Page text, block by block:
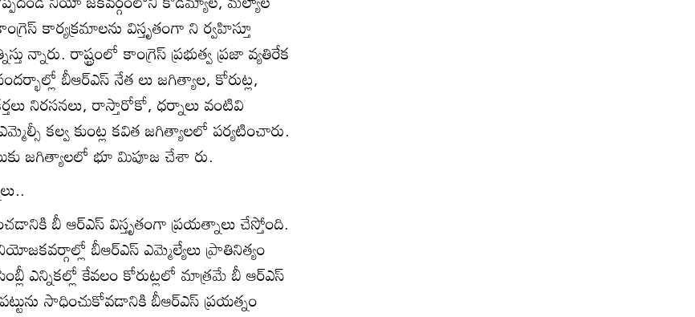
కార్యక్రమాలను విస్తృతంగా ని ర్వహిస్తూ
రాష్ట్రంలో కాంగ్రెస్‌ ప్రభుత్వ ప్రజా వ్యతిరేక
బీఆర్‌ఎస్‌ నేత లు జగిత్యాల, కోరుట్ల,
నిరసనలు, రాస్తారోకో, ధర్నాలు వంటివి
కల్వ కుంట్ల కవిత జగిత్యాలలో పర్యటించారు.
జగిత్యాలలో భూ మిపూజ చేశా రు.
బీ ఆర్‌ఎస్‌ విస్తృతంగా ప్రయత్నాలు చేస్తోంది.
బీఆర్‌ఎస్‌ ఎమ్మెల్యేలు ప్రాతినిత్యం
ఎన్నికల్లో కేవలం కోరుట్లలో మాత్రమే బీ ఆర్‌ఎస్‌
సాధించుకోవడానికి బీఆర్‌ఎస్‌ ప్రయత్నం